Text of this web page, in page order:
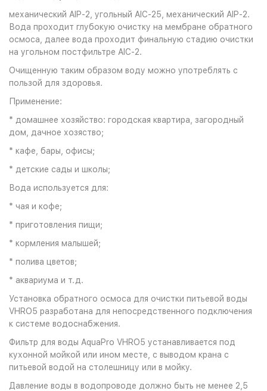
механический AIP-2, угольный AIC-25, механический AIP-2.
Вода проходит глубокую очистку на мембране обратного
осмоса, далее вода проходит финальную стадию очистки
на угольном постфильтре AIC-2.
Очищенную таким образом воду можно употреблять с
пользой для здоровья.
Применение:
* домашнее хозяйство: городская квартира, загородный
дом, дачное хозяство;
* кафе, бары, офисы;
* детские сады и школы;
Вода используется для:
* чая и кофе;
* приготовления пищи;
* кормления малышей;
* полива цветов;
* аквариума и т.д.
Установка обратного осмоса для очистки питьевой воды
VHRO5 разработана для непосредственного подключения
к системе водоснабжения.
Фильтр для воды AquaPro VHRO5 устанавливается под
кухонной мойкой или ином месте, с выводом крана с
питьевой водой на столешницу или в мойку.
Давление воды в водопроводе должно быть не менее 2,5